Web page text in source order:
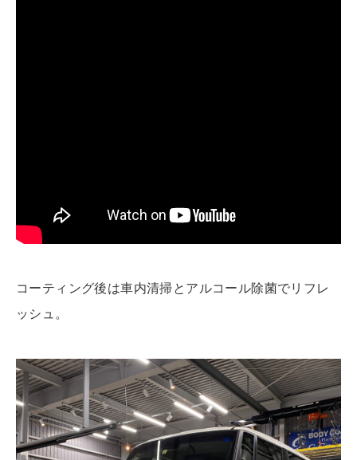
コーティング後は車内清掃とアルコール除菌でリフレ
ッシュ。